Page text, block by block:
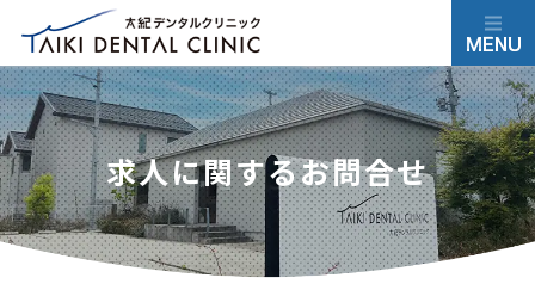
求人に関するお問合せ